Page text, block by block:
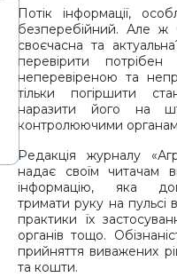
Потік інформації,
безперебійний. Але ж
своєчасна та
перевірити
неперевіреною та
тільки погіршити
наразити його на
контролюючими
Редакція журналу
надає своїм читачам
інформацію, яка
тримати руку на пульсі
практики їх
органів тощо.
прийняття виважених
та кошти.